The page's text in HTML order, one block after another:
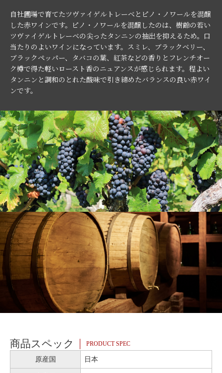
自社圃場で育てたツヴァイゲルトレーベとピノ・ノワールを混醸
した赤ワインです。ピノ・ノワールを混醸したのは、樹齢の若い
ツヴァイゲルトレーベの尖ったタンニンの抽出を抑えるため。口
当たりのよいワインになっています。スミレ、ブラックベリー、
ブラックペッパー、タバコの葉、紅茶などの香りとフレンチオー
ク樽で得た軽いロースト香のニュアンスが感じられます。程よい
タンニンと調和のとれた酸味で引き締めたバランスの良い赤ワイ
ンです。
商品スペック PRODUCT SPEC
原産国 日本